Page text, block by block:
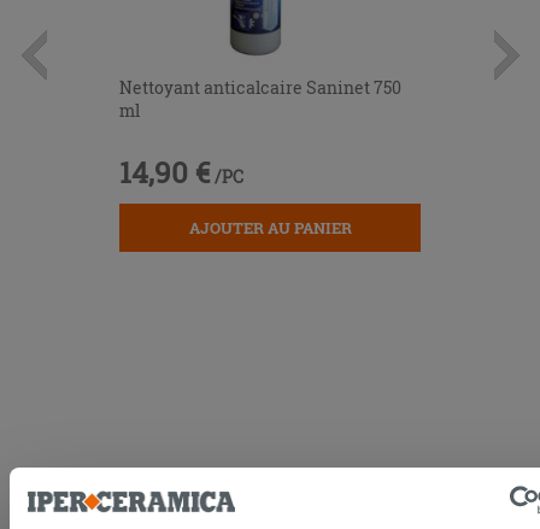
Nettoyant anticalcaire Saninet 750
ml
14,90 € /PC
AJOUTER AU PANIER
LIVRAISON GARANTIE